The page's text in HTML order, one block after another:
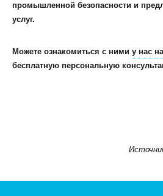
промышленной безопасности и
услуг.
Можете ознакомиться с ними у нас
бесплатную персональную